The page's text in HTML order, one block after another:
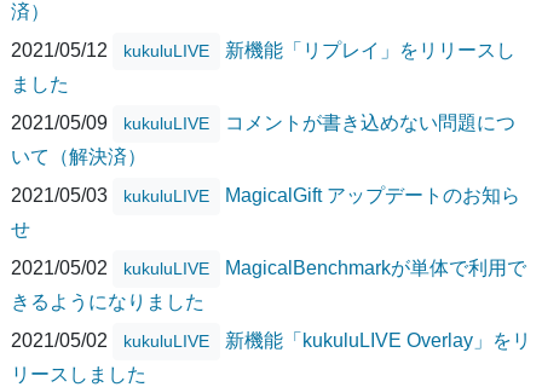
済）
2021/05/12
kukuluLIVE
新機能「リプレイ」をリリースし
ました
2021/05/09
kukuluLIVE
コメントが書き込めない問題につ
いて（解決済）
2021/05/03
kukuluLIVE
MagicalGift アップデートのお知ら
せ
2021/05/02
kukuluLIVE
MagicalBenchmarkが単体で利用で
きるようになりました
2021/05/02
kukuluLIVE
新機能「kukuluLIVE Overlay」をリ
リースしました